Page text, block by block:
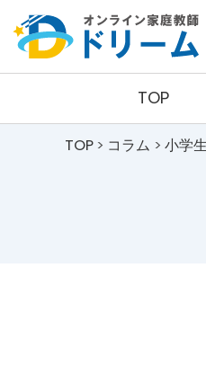
TOP
TOP コラム 小学